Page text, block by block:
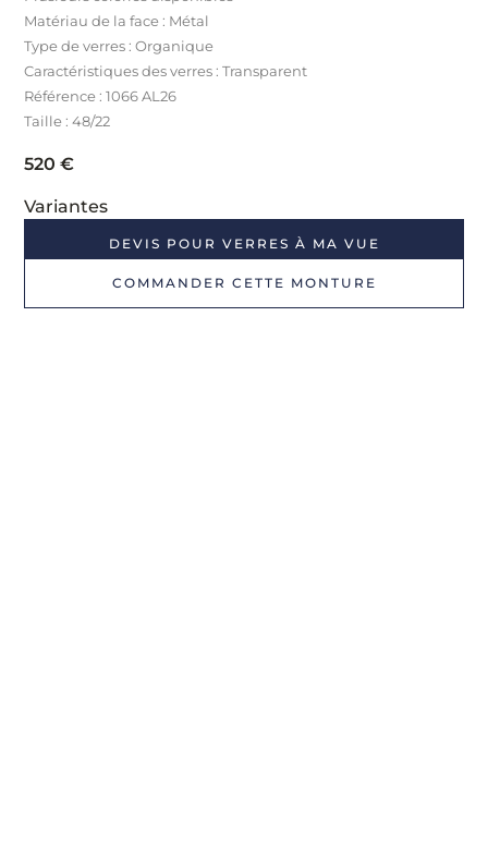
Matériau de la face : Métal
Type de verres : Organique
Caractéristiques des verres : Transparent
Référence : 1066 AL26
Taille : 48/22
520€
Variantes
DEVIS POUR VERRES À MA VUE
COMMANDER CETTE MONTURE